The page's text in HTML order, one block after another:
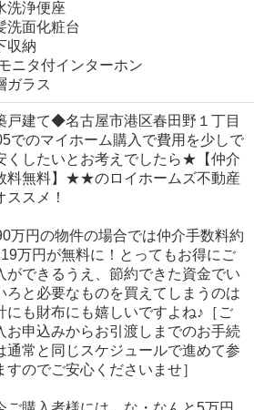
洗浄便座
洗面化粧台
収納
ニタ付インターホン
ガラス
戸建て◆名古屋市港区春田野１丁目
でのマイホーム購入で費用を少しで
くしたいとお考えでしたら★【仲介
料無料】★★のロイホームズ不動産
ススメ！
万円の物件の場合では仲介手数料約
万円が無料に！とってもお得にご
ができるうえ、節約できた資金でい
ろと必要なものを買えてしまうのは
にも財布にも嬉しいですよね♪［ご
お申込みからお引渡しまでのお手続
通常と同じスケジュールで進めて参
すのでご安心くださいませ］